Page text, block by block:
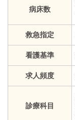
病床数
救急指定
看護基準
求人頻度
診療科目